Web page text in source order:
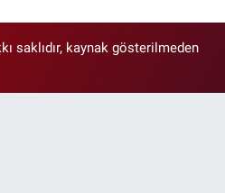
saklıdır, kaynak gösterilmeden